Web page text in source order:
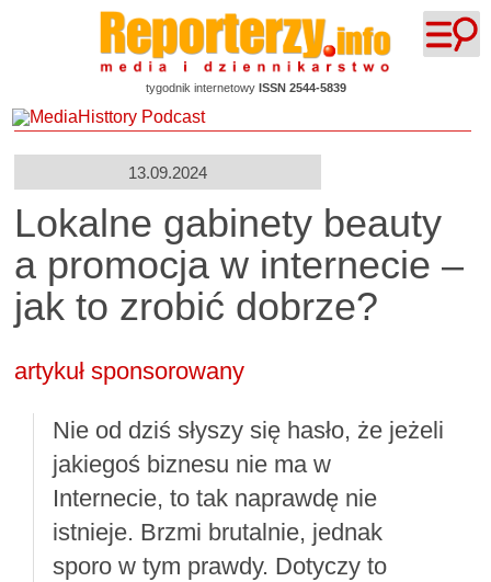
tygodnik internetowy ISSN 2544-5839
13.09.2024
Lokalne gabinety beauty
a promocja w internecie –
jak to zrobić dobrze?
artykuł sponsorowany
Nie od dziś słyszy się hasło, że jeżeli
jakiegoś biznesu nie ma w
Internecie, to tak naprawdę nie
istnieje. Brzmi brutalnie, jednak
sporo w tym prawdy. Dotyczy to